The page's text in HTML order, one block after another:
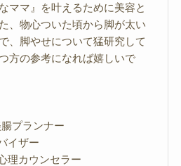
ママ』を叶えるために美容と
、物心ついた頃から脚が太い
、脚やせについて猛研究して
方の参考になれば嬉しいで
プランナー
イザー
理カウンセラー